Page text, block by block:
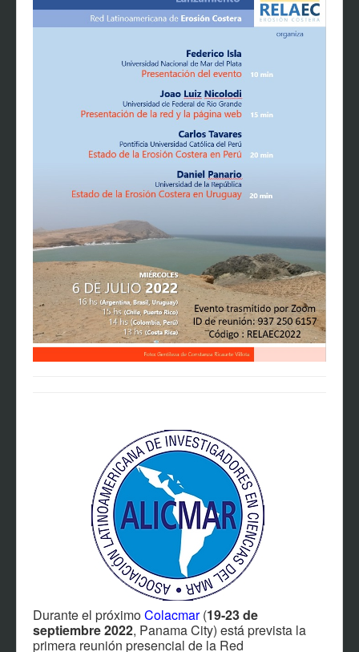
Durante el próximoColacmar(19-23 de
septiembre 2022, Panama City) está prevista la
primera reunión presencial de la Red